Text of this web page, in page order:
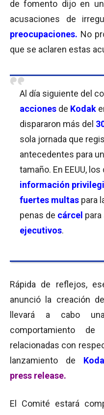
de fomento dijo en
acusaciones de
preocupaciones. No
que se aclaren estas
Al día siguiente del
acciones de Kodak
dispararon más del
sola jornada que
antecedentes para
tamaño. En EEUU,
información
fuertes multas para
penas de cárcel
ejecutivos.
Rápida de reflejos,
anunció la creación
llevará a cabo
comportamiento
relacionadas con
lanzamiento de
press release.
El Comité estará